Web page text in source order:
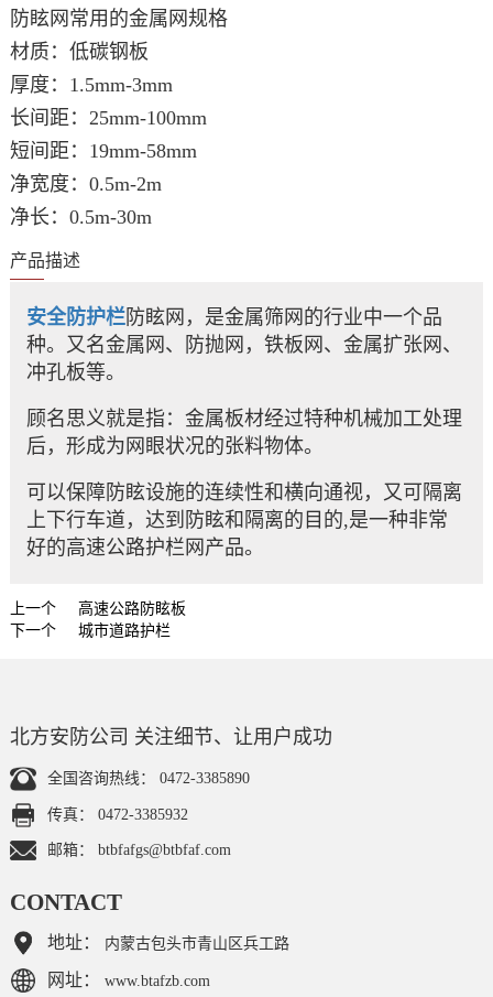
防眩网常用的金属网规格
材质：低碳钢板
厚度：1.5mm-3mm
长间距：25mm-100mm
短间距：19mm-58mm
净宽度：0.5m-2m
净长：0.5m-30m
产品描述
安全防护栏防眩网，是金属筛网的行业中一个品
种。又名金属网、防抛网，铁板网、金属扩张网、
冲孔板等。
顾名思义就是指：金属板材经过特种机械加工处理
后，形成为网眼状况的张料物体。
可以保障防眩设施的连续性和横向通视，又可隔离
上下行车道，达到防眩和隔离的目的,是一种非常
好的高速公路护栏网产品。
上一个
高速公路防眩板
下一个
城市道路护栏
北方安防公司 关注细节、让用户成功
全国咨询热线： 0472-3385890
传真： 0472-3385932
邮箱： btbfafgs@btbfaf.com
CONTACT
地址： 内蒙古包头市青山区兵工路
网址： www.btafzb.com